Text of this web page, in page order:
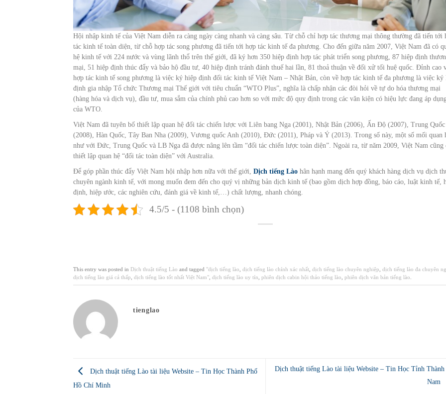
Hội nhập kinh tế của Việt Nam diễn ra càng ngày càng nhanh và càng sâu. Từ chỗ chỉ hợp tác thương mại thông thường đã tiến tới
tác kinh tế toàn diện, từ chỗ hợp tác song phương đã tiến tới hợp tác kinh tế đa phương. Cho đến giữa năm 2007, Việt Nam đã có
hệ kinh tế với 224 nước và vùng lãnh thổ trên thế giới, đã ký hơn 350 hiệp định hợp tác phát triển song phương, 87 hiệp định
mại, 51 hiệp định thúc đẩy và bảo hộ đầu tư, 40 hiệp định tránh đánh thuế hai lần, 81 thoả thuận về đối xử tối huệ quốc. Đỉnh cao
hợp tác kinh tế song phương là việc ký hiệp định đối tác kinh tế Việt Nam – Nhật Bản, còn về hợp tác kinh tế đa phương là việc ký
định gia nhập Tổ chức Thương mại Thế giới với tiêu chuẩn “WTO Plus”, nghĩa là chấp nhận các đòi hỏi về tự do hóa thương mại
(hàng hóa và dịch vụ), đầu tư, mua sắm của chính phủ cao hơn so với mức độ quy định trong các văn kiện có hiệu lực đang áp
của WTO.
Việt Nam đã tuyên bố thiết lập quan hệ đối tác chiến lược với Liên bang Nga (2001), Nhật Bản (2006), Ấn Độ (2007), Trung Quốc
(2008), Hàn Quốc, Tây Ban Nha (2009), Vương quốc Anh (2010), Đức (2011), Pháp và Ý (2013). Trong số này, một số mối quan
như với Đức, Trung Quốc và LB Nga đã được nâng lên tầm “đối tác chiến lược toàn diện”. Ngoài ra, từ năm 2009, Việt Nam cũng
thiết lập quan hệ “đối tác toàn diện” với Australia.
Để góp phần thúc đẩy Việt Nam hội nhập hơn nữa với thế giới, Dịch tiếng Lào hân hạnh mang đến quý khách hàng dịch vụ dịch
chuyên ngành kinh tế, với mong muốn đem đến cho quý vị những bản dịch kinh tế (bao gồm dịch hợp đồng, báo cáo, luật kinh tế,
định, hiệp ước, các nghiên cứu, đánh giá về kinh tế,…) chất lượng, nhanh chóng.
4.5/5 - (1108 bình chọn)
This entry was posted in Dịch thuật tiếng Lào and tagged "dịch tiếng lào dịch tiếng lào chính xác nhất dịch tiếng lào chuyên nghiệp dịch tiếng lào đa chuyên
dịch tiếng lào giá cả thấp dịch tiếng lào tốt nhất Việt Nam" dịch tiếng lào uy tín phiên dịch cabin hội thảo tiếng lào phiên dịch văn bản tiếng lào
tienglao
Dịch thuật tiếng Lào tài liệu Website – Tin Học Thành Phố
Hồ Chí Minh
Dịch thuật tiếng Lào tài liệu Website – Tin Học Tỉnh Thành
Nam